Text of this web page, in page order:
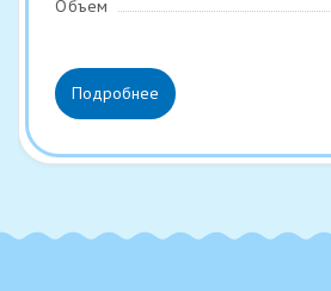
Объем
Подробнее